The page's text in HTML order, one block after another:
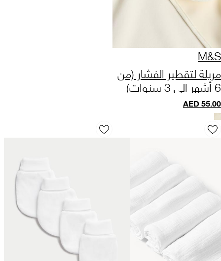
M&S
مريلة لتقطير الفشار (من
6 أشهر إلى 3 سنوات)
AED55.00